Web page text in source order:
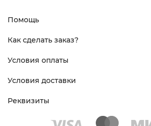
Помощь
Как сделать заказ?
Условия оплаты
Условия доставки
Реквизиты